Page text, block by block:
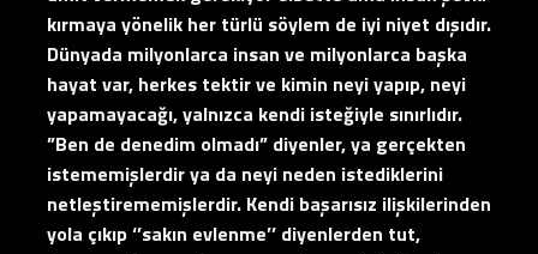
kırmaya yönelik her türlü söylem de iyi niyet dışıdır.
Dünyada milyonlarca insan ve milyonlarca başka
hayat var, herkes tektir ve kimin neyi yapıp, neyi
yapamayacağı, yalnızca kendi isteğiyle sınırlıdır.
”Ben de denedim olmadı” diyenler, ya gerçekten
istememişlerdir ya da neyi neden istediklerini
netleştirememişlerdir. Kendi başarısız ilişkilerinden
yola çıkıp ‘’sakın evlenme’’ diyenlerden tut,